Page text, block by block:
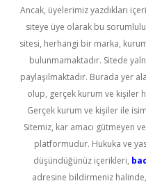
Ancak, üyelerimiz yazdıkları
siteye üye olarak bu
sitesi, herhangi bir marka,
bulunmamaktadır. Sitede
paylaşılmaktadır. Burada yer
olup, gerçek kurum ve kişiler
Gerçek kurum ve kişiler ile
Sitemiz, kar amacı gütmeyen
platformudur. Hukuka ve
düşündüğünüz içerikleri,
adresine bildirmeniz